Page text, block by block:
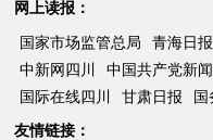
网上读报：
国家市场监管总局
青海日报
中新网四川
中国共产党新
国际在线四川
甘肃日报 国
友情链接：